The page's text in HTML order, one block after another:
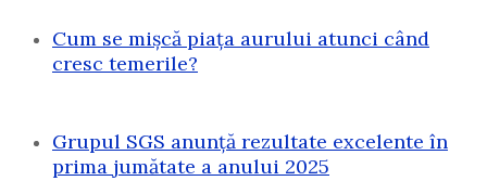
Cum se mișcă piața aurului atunci când
cresc temerile?
Grupul SGS anunță rezultate excelente în
prima jumătate a anului 2025